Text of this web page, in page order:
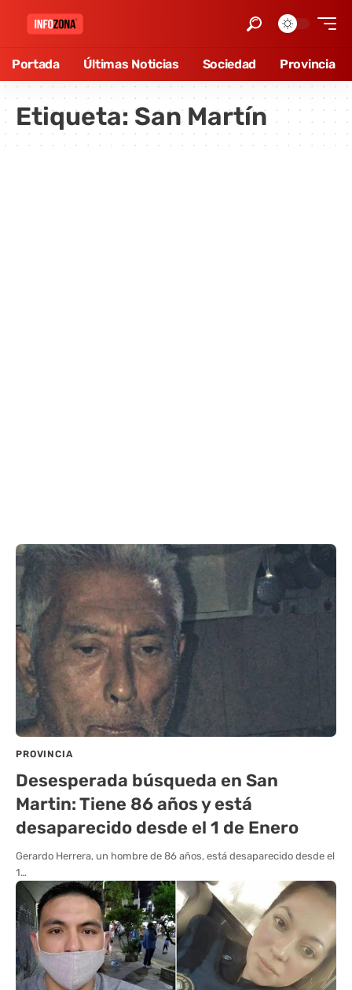
Portada Últimas Noticias Sociedad Provincia
Etiqueta: San Martín
PROVINCIA
Desesperada búsqueda en San
Martin: Tiene 86 años y está
desaparecido desde el 1 de Enero
Gerardo Herrera, un hombre de 86 años, está desaparecido desde el
1…